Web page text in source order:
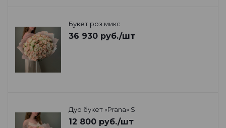
Букет роз микс
36 930 руб./шт
Дуо букет «Prana» S
12 800 руб./шт